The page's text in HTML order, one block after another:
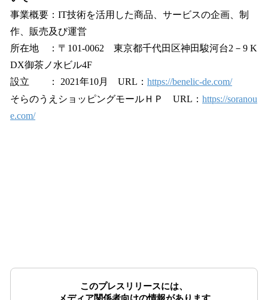
事業概要：IT技術を活用した商品、サービスの企画、制
作、販売及び運営
所在地 ：〒101-0062 東京都千代田区神田駿河台2－9 K
DX御茶ノ水ビル4F
設立 ： 2021年10月 URL： https://benelic-de.com/
そらのうえショッピングモールＨＰ URL： https://soranou
e.com/
このプレスリリースには、